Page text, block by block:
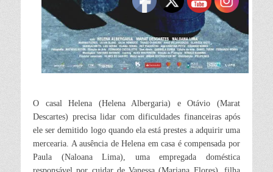
O casal Helena (Helena Albergaria) e Otávio (Marat
Descartes) precisa lidar com dificuldades financeiras após
ele ser demitido logo quando ela está prestes a adquirir uma
mercearia. A ausência de Helena em casa é compensada por
Paula (Naloana Lima), uma empregada doméstica